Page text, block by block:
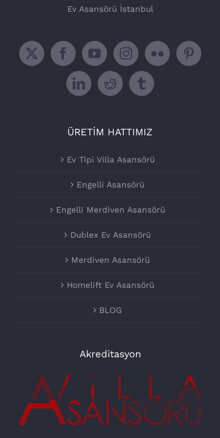
Ev Asansörü İstanbul
ÜRETİM HATTIMIZ
Ev Tipi Villa Asansörü
Engelli Asansörü
Engelli Merdiven Asansörü
Dublex Ev Asansörü
Merdiven Asansörü
Homelift Ev Asansörü
BLOG
Akreditasyon